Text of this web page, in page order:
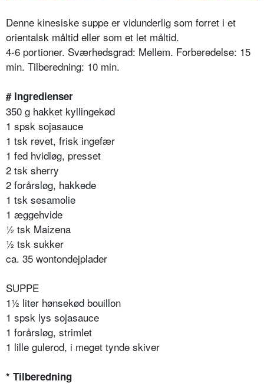
Denne kinesiske suppe er vidunderlig som forret i et
orientalsk måltid eller som et let måltid.
4-6 portioner. Sværhedsgrad: Mellem. Forberedelse: 15
min. Tilberedning: 10 min.
# Ingredienser
350 g hakket kyllingekød
1 spsk sojasauce
1 tsk revet, frisk ingefær
1 fed hvidløg, presset
2 tsk sherry
2 forårsløg, hakkede
1 tsk sesamolie
1 æggehvide
½ tsk Maizena
½ tsk sukker
ca. 35 wontondejplader
SUPPE
1½ liter hønsekød bouillon
1 spsk lys sojasauce
1 forårsløg, strimlet
1 lille gulerod, i meget tynde skiver
* Tilberedning